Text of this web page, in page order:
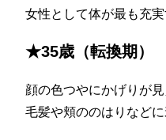
女性として体が最も充実
★35歳（転換期）
顔の色つやにかげりが
毛髪や頬ののはりなどに